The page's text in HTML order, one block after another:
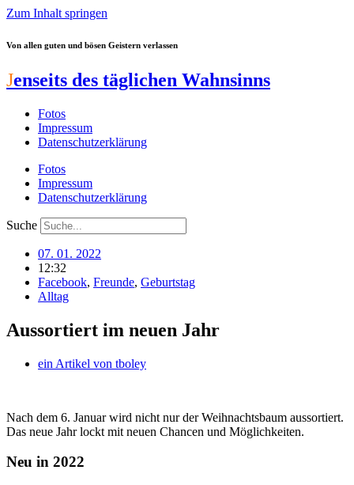
Zum Inhalt springen
Von allen guten und bösen Geistern verlassen
Jenseits des täglichen Wahnsinns
Fotos
Impressum
Datenschutzerklärung
Fotos
Impressum
Datenschutzerklärung
Suche
07. 01. 2022
12:32
Facebook, Freunde, Geburtstag
Alltag
Aussortiert im neuen Jahr
ein Artikel von tboley
Nach dem 6. Januar wird nicht nur der Weihnachtsbaum aussortiert.
Das neue Jahr lockt mit neuen Chancen und Möglichkeiten.
Neu in 2022